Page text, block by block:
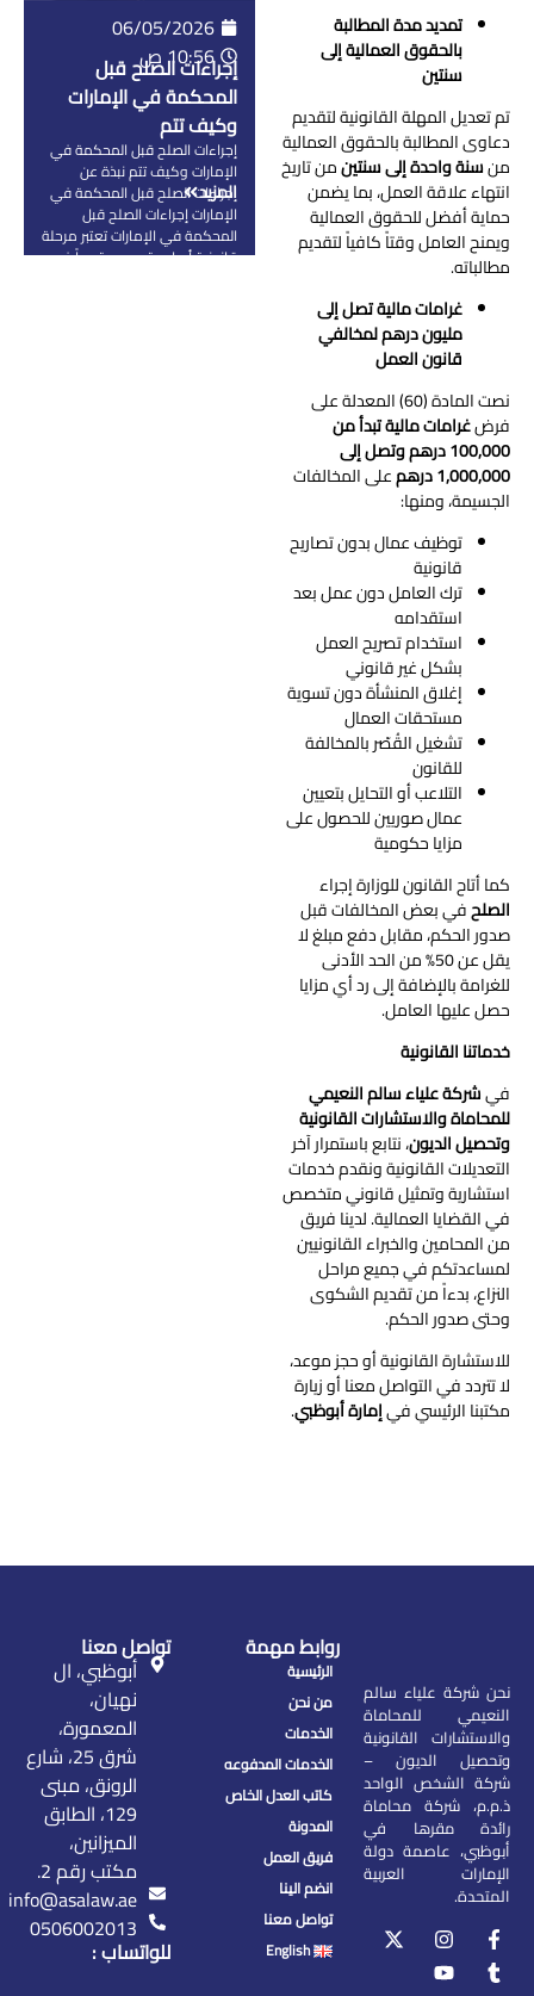
06/05/2026
10:56 ص
إجراءات الصلح قبل
المحكمة في الإمارات
وكيف تتم
إجراءات الصلح قبل المحكمة في
الإمارات وكيف تتم نبذة عن
إجراءات الصلح قبل المحكمة في
الإمارات إجراءات الصلح قبل
المحكمة في الإمارات تعتبر مرحلة
قانونية أساسية ومهمة جداً في
المزيد
تمديد مدة المطالبة
بالحقوق العمالية إلى
سنتين
تم تعديل المهلة القانونية لتقديم
دعاوى المطالبة بالحقوق العمالية
منسنة واحدة إلى سنتينمن تاريخ
انتهاء علاقة العمل، بما يضمن
حماية أفضل للحقوق العمالية
ويمنح العامل وقتاً كافياً لتقديم
مطالباته.
غرامات مالية تصل إلى
مليون درهم لمخالفي
قانون العمل
نصت المادة (60) المعدلة على
فرضغرامات مالية تبدأ من
100,000 درهم وتصل إلى
1,000,000 درهم
على المخالفات
الجسيمة، ومنها:
توظيف عمال بدون تصاريح
قانونية
ترك العامل دون عمل بعد
استقدامه
استخدام تصريح العمل
بشكل غير قانوني
إغلاق المنشأة دون تسوية
مستحقات العمال
تشغيل القُصّر بالمخالفة
للقانون
التلاعب أو التحايل بتعيين
عمال صوريين للحصول على
مزايا حكومية
كما أتاح القانون للوزارة إجراء
الصلحفي بعض المخالفات قبل
صدور الحكم، مقابل دفع مبلغ لا
يقل عن 50% من الحد الأدنى
للغرامة بالإضافة إلى رد أي مزايا
حصل عليها العامل.
خدماتنا القانونية
فيشركة علياء سالم النعيمي
للمحاماة والاستشارات القانونية
وتحصيل الديون، نتابع باستمرار آخر
التعديلات القانونية ونقدم خدمات
استشارية وتمثيل قانوني متخصص
في القضايا العمالية. لدينا فريق
من المحامين والخبراء القانونيين
لمساعدتكم في جميع مراحل
النزاع، بدءاً من تقديم الشكوى
وحتى صدور الحكم.
للاستشارة القانونية أو حجز موعد،
لا تتردد في التواصل معنا أو زيارة
مكتبنا الرئيسي فيإمارة أبوظبي.
نحن شركة علياء سالم
النعيمي للمحاماة
والاستشارات القانونية
وتحصيل الديون –
شركة الشخص الواحد
ذ.م.م، شركة محاماة
رائدة مقرها في
أبوظبي، عاصمة دولة
الإمارات العربية
المتحدة.
روابط مهمة
الرئيسية
من نحن
الخدمات
الخدمات المدفوعه
كاتب العدل الخاص
المدونة
فريق العمل
انضم الينا
تواصل معنا
English
تواصل معنا
أبوظبي، ال
نهيان،
المعمورة،
شرق 25، شارع
الرونق، مبنى
129، الطابق
الميزانين،
مكتب رقم 2.
info@asalaw.ae
0506002013
للواتساب :